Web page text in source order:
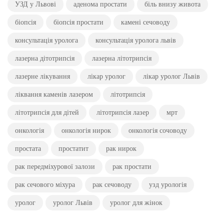
УЗД у Львові аденома простати біль внизу живота
біопсія біопсія простати камені сечоводу
консультація уролога консультація уролога львів
лазерна дітотрипсія лазерна літотрипсія
лазерне лікування лікар уролог лікар уролог Львів
ліквання каменів лазером літотрипсія
літотрипсія для дітей літотрипсія лазер мрт
онкологія онкологія нирок онкологія сочоводу
простата простатит рак нирок
рак передміхурової залози рак простати
рак сечового міхура рак сечоводу узд урологія
уролог уролог Львів уролог для жінок